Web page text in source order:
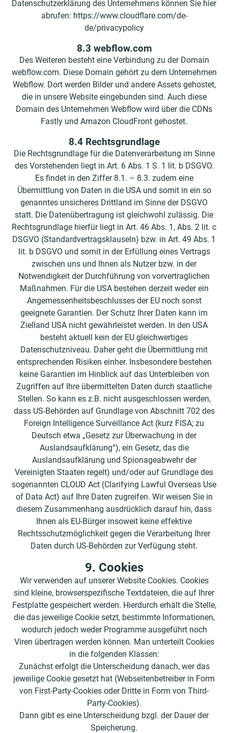
Datenschutzerklärung des Unternehmens können Sie hier
abrufen: https://www.cloudflare.com/de-
de/privacypolicy
8.3 webflow.com
Des Weiteren besteht eine Verbindung zu der Domain
webflow.com. Diese Domain gehört zu dem Unternehmen
Webflow. Dort werden Bilder und andere Assets gehostet,
die in unsere Website eingebunden sind. Auch diese
Domain des Unternehmen Webflow wird über die CDNs
Fastly und Amazon CloudFront gehostet.
8.4 Rechtsgrundlage
Die Rechtsgrundlage für die Datenverarbeitung im Sinne
des Vorstehenden liegt in Art. 6 Abs. 1 S. 1 lit. b DSGVO.
Es findet in den Ziffer 8.1. – 8.3. zudem eine
Übermittlung von Daten in die USA und somit in ein so
genanntes unsicheres Drittland im Sinne der DSGVO
statt. Die Datenübertragung ist gleichwohl zulässig. Die
Rechtsgrundlage hierfür liegt in Art. 46 Abs. 1, Abs. 2 lit. c
DSGVO (Standardvertragsklauseln) bzw. in Art. 49 Abs. 1
lit. b DSGVO und somit in der Erfüllung eines Vertrags
zwischen uns und Ihnen als Nutzer bzw. in der
Notwendigkeit der Durchführung von vorvertraglichen
Maßnahmen. Für die USA bestehen derzeit weder ein
Angemessenheitsbeschlusses der EU noch sonst
geeignete Garantien. Der Schutz Ihrer Daten kann im
Zielland USA nicht gewährleistet werden. In den USA
besteht aktuell kein der EU gleichwertiges
Datenschutzniveau. Daher geht die Übermittlung mit
entsprechenden Risiken einher. Insbesondere bestehen
keine Garantien im Hinblick auf das Unterbleiben von
Zugriffen auf Ihre übermittelten Daten durch staatliche
Stellen. So kann es z.B. nicht ausgeschlossen werden,
dass US-Behörden auf Grundlage von Abschnitt 702 des
Foreign Intelligence Surveillance Act (kurz FISA; zu
Deutsch etwa „Gesetz zur Überwachung in der
Auslandsaufklärung“), ein Gesetz, das die
Auslandsaufklärung und Spionageabwehr der
Vereinigten Staaten regelt) und/oder auf Grundlage des
sogenannten CLOUD Act (Clarifying Lawful Overseas Use
of Data Act) auf Ihre Daten zugreifen. Wir weisen Sie in
diesem Zusammenhang ausdrücklich darauf hin, dass
Ihnen als EU-Bürger insoweit keine effektive
Rechtsschutzmöglichkeit gegen die Verarbeitung Ihrer
Daten durch US-Behörden zur Verfügung steht.
9. Cookies
Wir verwenden auf unserer Website Cookies. Cookies
sind kleine, browserspezifische Textdateien, die auf Ihrer
Festplatte gespeichert werden. Hierdurch erhält die Stelle,
die das jeweilige Cookie setzt, bestimmte Informationen,
wodurch jedoch weder Programme ausgeführt noch
Viren übertragen werden können. Man unterteilt Cookies
in die folgenden Klassen:
Zunächst erfolgt die Unterscheidung danach, wer das
jeweilige Cookie gesetzt hat (Webseitenbetreiber in Form
von First-Party-Cookies oder Dritte in Form von Third-
Party-Cookies).
Dann gibt es eine Unterscheidung bzgl. der Dauer der
Speicherung.